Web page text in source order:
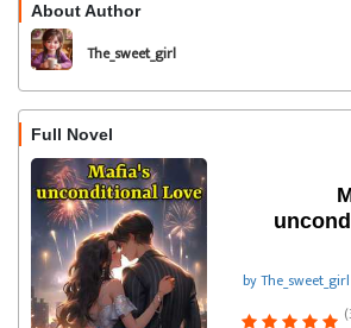
About Author
The_sweet_girl
Full Novel
by The_sweet_girl